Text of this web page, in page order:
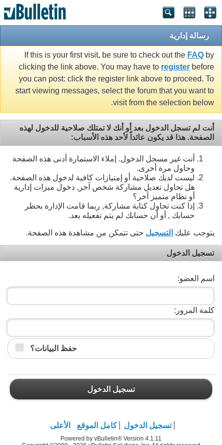
رسالة إدارية
If this is your first visit, be sure to check out the FAQ by
clicking the link above. You may have to register before
you can post: click the register link above to proceed. To
start viewing messages, select the forum that you want to
visit from the selection below.
أنت لم تسجل الدخول بعد أو أنك لا تمتلك صلاحية للدخول لهذه
الصفحة. هذا قد يكون عائداً لأحد هذه الأسباب:
أنت غير مسجل الدخول. إملاء الاستمارة أدنى هذه الصفحة
وحاول مرة أخرى.
ليست لديك صلاحية أو إمتيازات كافية لدخول هذه الصفحة.
هل تحاول تعديل مشاركة شخص آخر, دخول ميزات إدارية
أو نظام متميز آخر؟
إذا كنت تحاول كتابة مشاركة, ربما قامت الإدارة بحظر
حسابك , أو أن حسابك لم يتم تفعيله بعد.
يتوجب عليك التسجيل حتى تتمكن من مشاهدة هذه الصفحة.
تسجيل الدخول
اسم العضو:
كلمة المرور:
حفظ البيانات؟
تسجيل الدخول
تسجيل الدخول كامل الموقع الأعلى
Powered by vBulletin® Version 4.1.11